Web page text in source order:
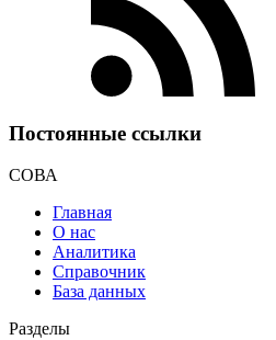
Постоянные ссылки
СОВА
Главная
О нас
Аналитика
Справочник
База данных
Разделы